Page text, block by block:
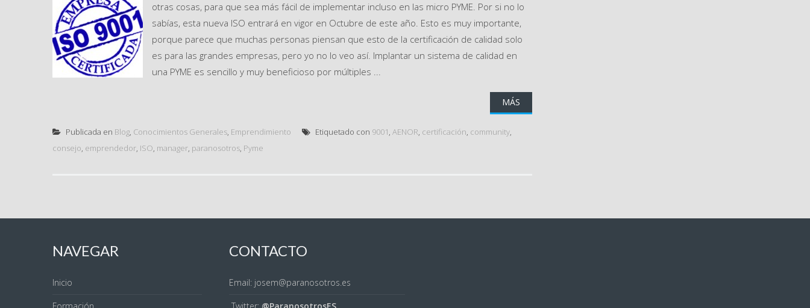
otras cosas, para que sea más fácil de implementar incluso en las micro PYME. Por si no lo
sabías, esta nueva ISO entrará en vigor en Octubre de este año. Esto es muy importante,
porque parece que muchas personas piensan que esto de la certificación de calidad solo
es para las grandes empresas, pero yo no lo veo así. Implantar un sistema de calidad en
una PYME es sencillo y muy beneficioso por múltiples ...
MÁS
Publicada en Blog, Conocimientos Generales, Emprendimiento Etiquetado con 9001, AENOR, certificación, community,
consejo, emprendedor, ISO, manager, paranosotros, Pyme
NAVEGAR
Inicio
CONTACTO
Email: josem@paranosotros.es